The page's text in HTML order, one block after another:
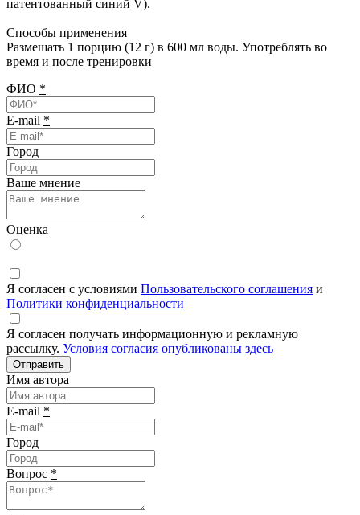
патентованный синий V).
Способы применения
Размешать 1 порцию (12 г) в 600 мл воды. Употреблять во
время и после тренировки
ФИО *
E-mail *
Город
Ваше мнение
Оценка
Я согласен с условиями Пользовательского соглашения и
Политики конфиденциальности
Я согласен получать информационную и рекламную
рассылку. Условия согласия опубликованы здесь
Отправить
Имя автора
E-mail *
Город
Вопрос *